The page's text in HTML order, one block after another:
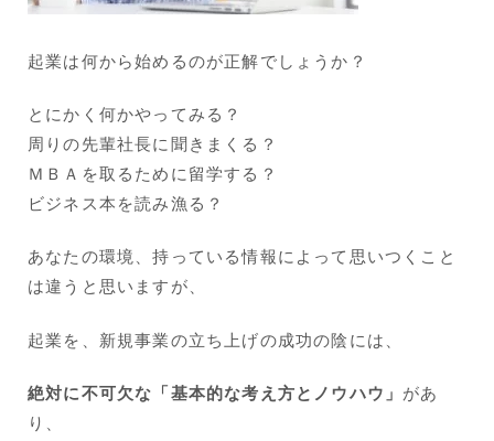
起業は何から始めるのが正解でしょうか？
とにかく何かやってみる？
周りの先輩社長に聞きまくる？
ＭＢＡを取るために留学する？
ビジネス本を読み漁る？
あなたの環境、持っている情報によって思いつくこと
は違うと思いますが、
起業を、新規事業の立ち上げの成功の陰には、
絶対に不可欠な「基本的な考え方とノウハウ」 があ
り、